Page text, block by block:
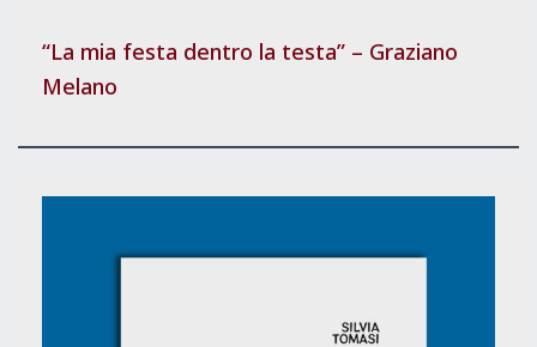
“La mia festa dentro la testa” – Graziano
Melano